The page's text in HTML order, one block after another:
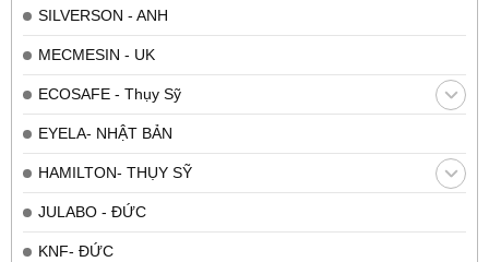
SILVERSON - ANH
MECMESIN - UK
ECOSAFE - Thụy Sỹ
EYELA- NHẬT BẢN
HAMILTON- THỤY SỸ
JULABO - ĐỨC
KNF- ĐỨC